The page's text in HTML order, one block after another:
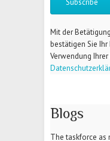
Mit der
bestätigen Sie
Verwendung
Blogs
The taskforce as